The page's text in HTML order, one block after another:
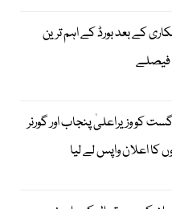
کے بعد بورڈ کے اہم ترین
فیصلے
نعیم نے 9 اگست کو وزیراعلیٰ پنجاب اور گورنر
کا اعلان واپس لے لیا